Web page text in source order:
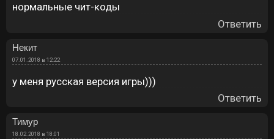
нормальные чит-коды
Ответить
Некит
07.01.2018 в 12:22
у меня русская версия игры)))
Ответить
Тимур
18.02.2018 в 18:01